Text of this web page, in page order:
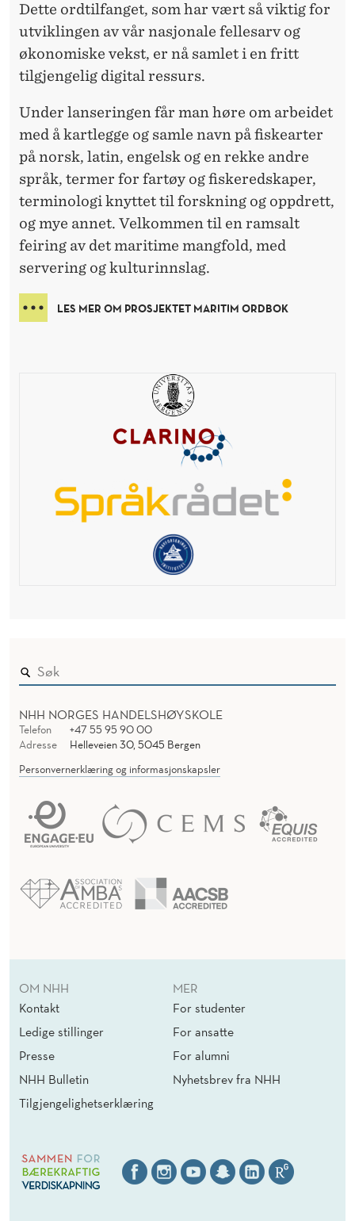
Dette ordtilfanget, som har vært så viktig for
utviklingen av vår nasjonale fellesarv og
økonomiske vekst, er nå samlet i en fritt
tilgjengelig digital ressurs.
Under lanseringen får man høre om arbeidet
med å kartlegge og samle navn på fiskearter
på norsk, latin, engelsk og en rekke andre
språk, termer for fartøy og fiskeredskaper,
terminologi knyttet til forskning og oppdrett,
og mye annet. Velkommen til en ramsalt
feiring av det maritime mangfold, med
servering og kulturinnslag.
LES MER OM PROSJEKTET MARITIM ORDBOK
NHH NORGES HANDELSHØYSKOLE
Telefon
+47 55 95 90 00
Adresse
Helleveien 30, 5045 Bergen
Personvernerklæring og informasjonskapsler
OM NHH
Kontakt
Ledige stillinger
Presse
NHH Bulletin
Tilgjengelighetserklæring
MER
For studenter
For ansatte
For alumni
Nyhetsbrev fra NHH